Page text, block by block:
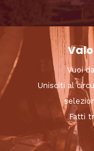
Vuoi
Unisciti al
Fatti